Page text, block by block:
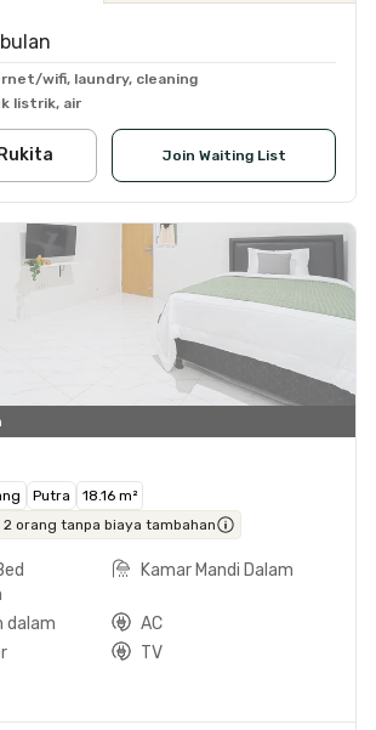
wifi, laundry, cleaning
listrik, air
Join Waiting List
Putra
18.16 m²
orang tanpa biaya tambahan
Kamar Mandi Dalam
dalam
AC
TV